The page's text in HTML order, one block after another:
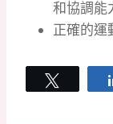
和協調能
正確的運